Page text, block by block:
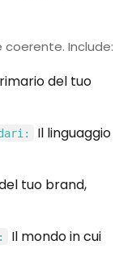
Include:
del tuo
Il linguaggio
tuo brand,
Il mondo in cui